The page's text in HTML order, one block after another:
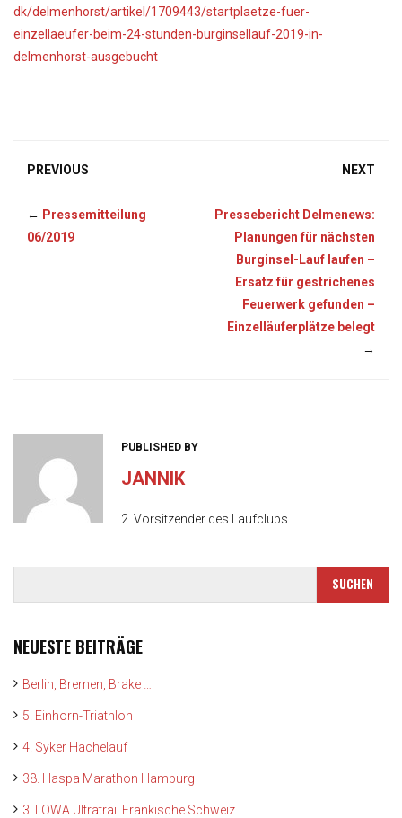
dk/delmenhorst/artikel/1709443/startplaetze-fuer-
einzellaeufer-beim-24-stunden-burginsellauf-2019-in-
delmenhorst-ausgebucht
PREVIOUS
← Pressemitteilung
06/2019
NEXT
Pressebericht Delmenews:
Planungen für nächsten
Burginsel-Lauf laufen –
Ersatz für gestrichenes
Feuerwerk gefunden –
Einzelläuferplätze belegt
→
PUBLISHED BY
JANNIK
2. Vorsitzender des Laufclubs
NEUESTE BEITRÄGE
Berlin, Bremen, Brake …
5. Einhorn-Triathlon
4. Syker Hachelauf
38. Haspa Marathon Hamburg
3. LOWA Ultratrail Fränkische Schweiz